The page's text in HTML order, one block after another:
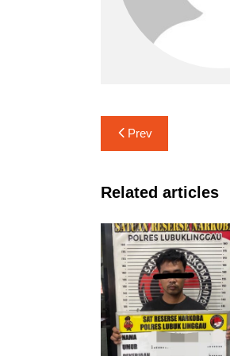
Navigasi
pos
Prev
Related articles